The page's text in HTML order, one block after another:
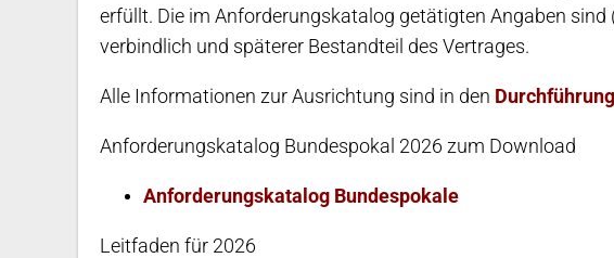
erfüllt. Die im Anforderungskatalog getätigten Angaben sind
verbindlich und späterer Bestandteil des Vertrages.
Alle Informationen zur Ausrichtung sind in den
Anforderungskatalog Bundespokal 2026 zum Download
Anforderungskatalog Bundespokale
Leitfaden für 2026